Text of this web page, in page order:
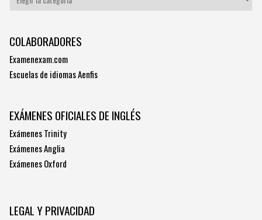
COLABORADORES
Examenexam.com
Escuelas de idiomas Aenfis
EXÁMENES OFICIALES DE INGLÉS
Exámenes Trinity
Exámenes Anglia
Exámenes Oxford
LEGAL Y PRIVACIDAD